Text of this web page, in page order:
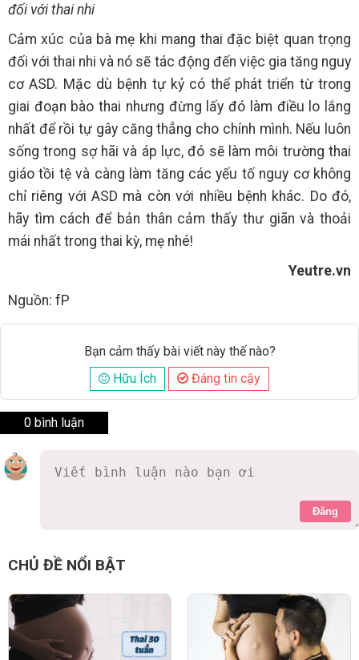
đối với thai nhi
Cảm xúc của bà mẹ khi mang thai đặc biệt quan trọng
đối với thai nhi và nó sẽ tác động đến việc gia tăng nguy
cơ ASD. Mặc dù bệnh tự kỷ có thể phát triển từ trong
giai đoạn bào thai nhưng đừng lấy đó làm điều lo lắng
nhất để rồi tự gây căng thẳng cho chính mình. Nếu luôn
sống trong sợ hãi và áp lực, đó sẽ làm môi trường thai
giáo tồi tệ và càng làm tăng các yếu tố nguy cơ không
chỉ riêng với ASD mà còn với nhiều bệnh khác. Do đó,
hãy tìm cách để bản thân cảm thấy thư giãn và thoải
mái nhất trong thai kỳ, mẹ nhé!
Yeutre.vn
Nguồn: fP
Bạn cảm thấy bài viết này thế nào?
Hữu Ích
Đáng tin cậy
0 bình luận
Đăng
CHỦ ĐỀ NỔI BẬT